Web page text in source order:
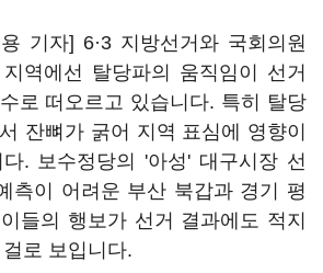
기자] 6·3 지방선거와 국회의원
역에선 탈당파의 움직임이 선거
로 떠오르고 있습니다. 특히 탈당
잔뼈가 굵어 지역 표심에 영향이
. 보수정당의 '아성' 대구시장 선
측이 어려운 부산 북갑과 경기 평
들의 행보가 선거 결과에도 적지
로 보입니다.